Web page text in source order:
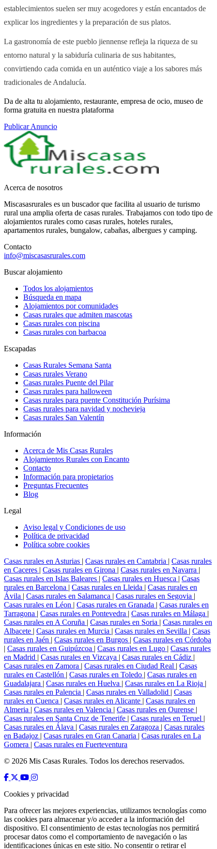
establecimientos suelen ser muy acogedores y están encantados de
explicar los ingredientes y la preparación de sus platos.
La gastronomía de este pueblo jiennense refleja la riqueza de su
entorno natural y la sabiduría culinaria de sus habitantes,
convirtiendo cada comida en un auténtico viaje a los sabores más
tradicionales de Andalucía.
Da de alta tu alojamiento, restaurante, empresa de ocio, museo de
forma gratuita en nuestra plataforma
Publicar Anuncio
Acerca de nosotros
Miscasasrurales es un buscador que facilita al usuario de turismo
rural una amplia oferta de casas rurales. Trabajamos con todo tipo de
alojamientos rurales como casas rurales, hoteles rurales,
apartamentos rurales, bungalow, cabañas, albergues y camping.
Contacto
info@miscasasrurales.com
Buscar alojamiento
Todos los alojamientos
Búsqueda en mapa
Alojamientos por comunidades
Casas rurales que admiten mascotas
Casas rurales con piscina
Casas rurales con barbacoa
Escapadas
Casas Rurales Semana Santa
Casas rurales Verano
Casas rurales Puente del Pilar
Casas rurales para halloween
Casas rurales para puente Constitución Purísima
Casas rurales para navidad y nochevieja
Casas rurales San Valentín
Información
Acerca de Mis Casas Rurales
Alojamientos Rurales con Encanto
Contacto
Información para propietarios
Preguntas Frecuentes
Blog
Legal
Aviso legal y Condiciones de uso
Política de privacidad
Política sobre cookies
Casas rurales en Asturias | Casas rurales en Cantabria | Casas rurales
en Caceres | Casas rurales en Girona | Casas rurales en Navarra |
Casas rurales en Islas Baleares | Casas rurales en Huesca | Casas
rurales en Barcelona | Casas rurales en Lleida | Casas rurales en
Ávila | Casas rurales en Salamanca | Casas rurales en Segovia |
Casas rurales en Léon | Casas rurales en Granada | Casas rurales en
Tarragona | Casas rurales en Pontevedra | Casas rurales en Málaga |
Casas rurales en A Coruña | Casas rurales en Soria | Casas rurales en
Albacete | Casas rurales en Murcia | Casas rurales en Sevilla | Casas
rurales en Jaén | Casas rurales en Burgos | Casas rurales en Córdoba
| Casas rurales en Guipúzcoa | Casas rurales en Lugo | Casas rurales
en Madrid | Casas rurales en Vizcaya | Casas rurales en Cádiz |
Casas rurales en Zamora | Casas rurales en Ciudad Real | Casas
rurales en Castellón | Casas rurales en Toledo | Casas rurales en
Guadalajara | Casas rurales en Huelva | Casas rurales en La Rioja |
Casas rurales en Palencia | Casas rurales en Valladolid | Casas
rurales en Cuenca | Casas rurales en Alicante | Casas rurales en
Almeria | Casas rurales en Valencia | Casas rurales en Ourense |
Casas rurales en Santa Cruz de Tenerife | Casas rurales en Teruel |
Casas rurales en Álava | Casas rurales en Zaragoza | Casas rurales
en Badajoz | Casas rurales en Gran Canaria | Casas rurales en La
Gomera | Casas rurales en Fuerteventura
© 2026 Mis Casas Rurales. Todos los derechos reservados.
Cookies y privacidad
Para ofrecer las mejores experiencias, utilizamos tecnologías como
las cookies para almacenar y/o acceder a la información del
dispositivo. El consentimiento de estas tecnologías nos permitirá
procesar datos como el comportamiento de navegación o las
identificaciones únicas en este sitio. No consentir o retirar el